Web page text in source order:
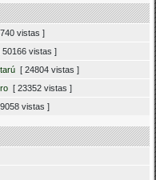
vistas ]
50166 vistas ]
[ 24804 vistas ]
[ 23352 vistas ]
vistas ]